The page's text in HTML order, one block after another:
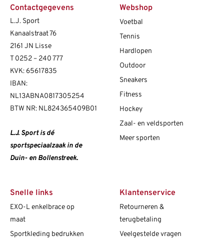
Contactgegevens
L.J. Sport
Kanaalstraat 76
2161 JN Lisse
T0252 – 240 777
KVK: 65617835
IBAN:
NL13ABNA0817305254
BTW NR: NL824365409B01
L.J. Sport is dé
sportspeciaalzaak in de
Duin- en Bollenstreek.
Webshop
Voetbal
Tennis
Hardlopen
Outdoor
Sneakers
Fitness
Hockey
Zaal- en veldsporten
Meer sporten
Snelle links
EXO-L enkelbrace op
maat
Sportkleding bedrukken
Klantenservice
Retourneren &
terugbetaling
Veelgestelde vragen